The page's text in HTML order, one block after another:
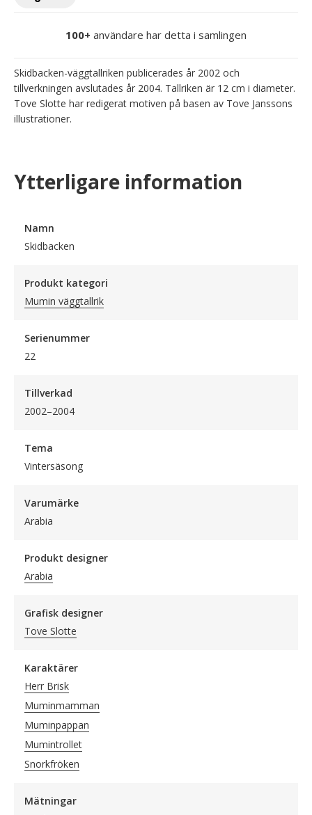
100+ användare har detta i samlingen
Skidbacken-väggtallriken publicerades år 2002 och
tillverkningen avslutades år 2004. Tallriken är 12 cm i diameter.
Tove Slotte har redigerat motiven på basen av Tove Janssons
illustrationer.
Ytterligare information
Namn
Skidbacken
Produkt kategori
Mumin väggtallrik
Serienummer
22
Tillverkad
2002–2004
Tema
Vintersäsong
Varumärke
Arabia
Produkt designer
Arabia
Grafisk designer
Tove Slotte
Karaktärer
Herr Brisk
Muminmamman
Muminpappan
Mumintrollet
Snorkfröken
Mätningar